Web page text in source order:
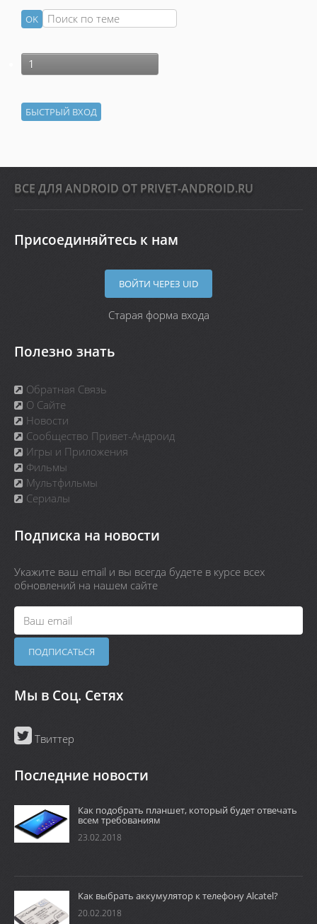
1
ВСЕ ДЛЯ ANDROID ОТ PRIVET-ANDROID.RU
Присоединяйтесь к нам
ВОЙТИ ЧЕРЕЗ UID
Старая форма входа
Полезно знать
Обратная Связь
О Сайте
Новости
Сообщество Привет-Андроид
Игры и Приложения
Фильмы
Мультфильмы
Сериалы
Подписка на новости
Укажите ваш email и вы всегда будете в курсе всех
обновлений на нашем сайте
Мы в Соц. Сетях
Твиттер
Последние новости
Как подобрать планшет, который будет отвечать
всем требованиям
23.02.2018
Как выбрать аккумулятор к телефону Alcatel?
20.02.2018